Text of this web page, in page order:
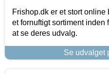
Frishop.dk er et stort
et fornuftigt sortiment inden
at se deres udvalg.
Se udvalget